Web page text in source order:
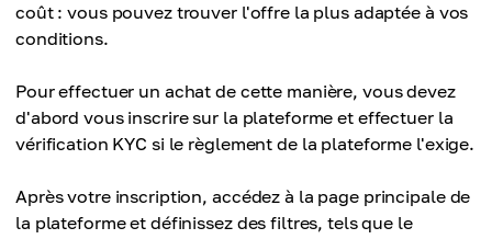
coût : vous pouvez trouver l'offre la plus adaptée à vos
conditions.
Pour effectuer un achat de cette manière, vous devez
d'abord vous inscrire sur la plateforme et effectuer la
vérification KYC si le règlement de la plateforme l'exige.
Après votre inscription, accédez à la page principale de
la plateforme et définissez des filtres, tels que le